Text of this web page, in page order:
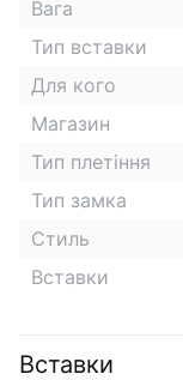
Вага
Тип вставки
Для кого
Магазин
Тип плетіння
Тип замка
Стиль
Вставки
Вставки